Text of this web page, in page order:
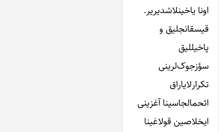
اونا یاخینلاشدیریر.
قیسقانجلیق‌ و‌
پاخیللیق
سؤز‌جوک‌‌لرینی‌
تکرارلایاراق
ائحمالجاسینا آغزینی
ایخلاصین قولاغینا‌